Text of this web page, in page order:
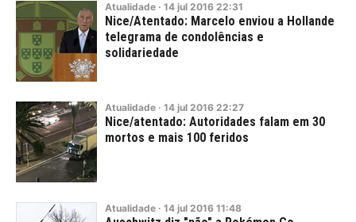
Atualidade · 14 jul 2016 22:31
Nice/Atentado: Marcelo enviou a Hollande
telegrama de condolências e
solidariedade
Atualidade · 14 jul 2016 22:27
Nice/atentado: Autoridades falam em 30
mortos e mais 100 feridos
Atualidade · 14 jul 2016 11:48